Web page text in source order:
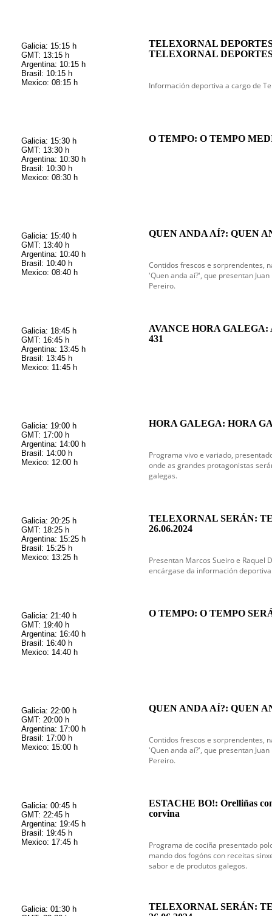
Galicia: 15:15 h
GMT: 13:15 h
Argentina: 10:15 h
Brasil: 10:15 h
Mexico: 08:15 h
TELEXORNAL
TELEXORNAL
Información deportiva a cargo de
Galicia: 15:30 h
GMT: 13:30 h
Argentina: 10:30 h
Brasil: 10:30 h
Mexico: 08:30 h
O TEMPO: O TEMPO
Galicia: 15:40 h
GMT: 13:40 h
Argentina: 10:40 h
Brasil: 10:40 h
Mexico: 08:40 h
QUEN ANDA AÍ?: QUEN
Contidos frescos e sorprendentes,
'Quen anda aí?', que presentan
Pereiro.
Galicia: 18:45 h
GMT: 16:45 h
Argentina: 13:45 h
Brasil: 13:45 h
Mexico: 11:45 h
AVANCE HORA
431
Galicia: 19:00 h
GMT: 17:00 h
Argentina: 14:00 h
Brasil: 14:00 h
Mexico: 12:00 h
HORA GALEGA: HORA
Programa vivo e variado,
onde as grandes protagonistas
galegas.
Galicia: 20:25 h
GMT: 18:25 h
Argentina: 15:25 h
Brasil: 15:25 h
Mexico: 13:25 h
TELEXORNAL SERÁN:
26.06.2024
Presentan Marcos Sueiro e Raquel
encárgase da información
Galicia: 21:40 h
GMT: 19:40 h
Argentina: 16:40 h
Brasil: 16:40 h
Mexico: 14:40 h
O TEMPO: O TEMPO
Galicia: 22:00 h
GMT: 20:00 h
Argentina: 17:00 h
Brasil: 17:00 h
Mexico: 15:00 h
QUEN ANDA AÍ?: QUEN
Contidos frescos e sorprendentes,
'Quen anda aí?', que presentan
Pereiro.
Galicia: 00:45 h
GMT: 22:45 h
Argentina: 19:45 h
Brasil: 19:45 h
Mexico: 17:45 h
ESTACHE BO!: Orelliñas
corvina
Programa de cociña presentado
mando dos fogóns con receitas
sabor e de produtos galegos.
Galicia: 01:30 h
TELEXORNAL SERÁN: